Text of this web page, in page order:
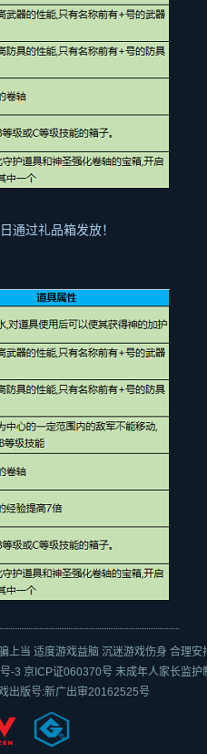
通过礼品箱发放！
当 适度游戏益脑 沉迷游戏伤身 合理安
-3 京ICP证060370号 未成年人家长监护
出版号:新广出审20162525号